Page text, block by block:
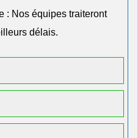
: Nos équipes traiteront
délais.